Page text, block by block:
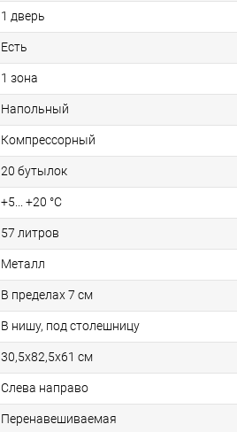
1 дверь
Есть
1 зона
Напольный
Компрессорный
20 бутылок
+5... +20 °С
57 литров
Металл
В пределах 7 см
В нишу, под столешницу
30,5х82,5х61 см
Слева направо
Перенавешиваемая